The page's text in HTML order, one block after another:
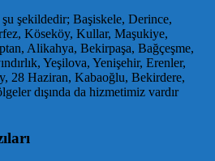
şekildedir; Başiskele, Derince,
Köseköy, Kullar, Maşukiye,
Alikahya, Bekirpaşa, Bağçeşme,
Yeşilova, Yenişehir, Erenler,
28 Haziran, Kabaoğlu, Bekirdere,
dışında da hizmetimiz vardır